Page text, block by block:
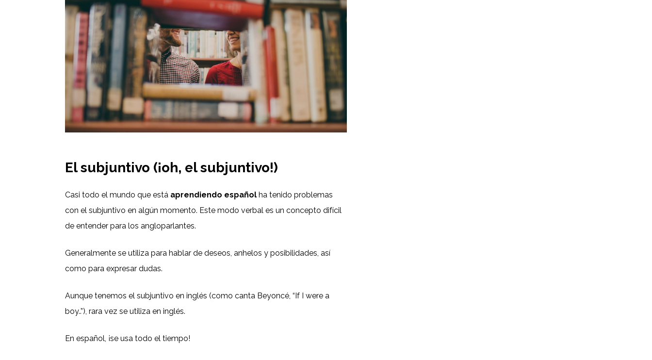
El subjuntivo (¡oh, el subjuntivo!)
Casi todo el mundo que está aprendiendo español ha tenido problemas
con el subjuntivo en algún momento. Este modo verbal es un concepto difícil
de entender para los angloparlantes.
Generalmente se utiliza para hablar de deseos, anhelos y posibilidades, así
como para expresar dudas.
Aunque tenemos el subjuntivo en inglés (como canta Beyoncé, “If I were a
boy..”), rara vez se utiliza en inglés.
En español, ¡se usa todo el tiempo!